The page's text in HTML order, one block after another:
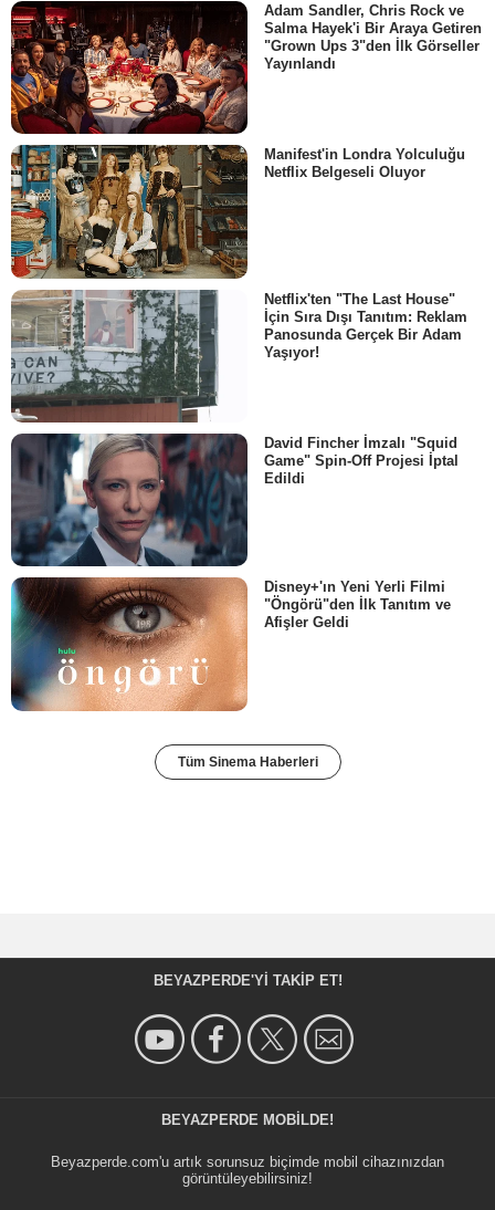
Adam Sandler, Chris Rock ve
Salma Hayek'i Bir Araya Getiren
"Grown Ups 3"den İlk Görseller
Yayınlandı
Manifest'in Londra Yolculuğu
Netflix Belgeseli Oluyor
Netflix'ten "The Last House"
İçin Sıra Dışı Tanıtım: Reklam
Panosunda Gerçek Bir Adam
Yaşıyor!
David Fincher İmzalı "Squid
Game" Spin-Off Projesi İptal
Edildi
Disney+'ın Yeni Yerli Filmi
"Öngörü"den İlk Tanıtım ve
Afişler Geldi
Tüm Sinema Haberleri
BEYAZPERDE'YI TAKIP ET!
BEYAZPERDE MOBILDE!
Beyazperde.com'u artık sorunsuz biçimde mobil cihazınızdan
görüntüleyebilirsiniz!